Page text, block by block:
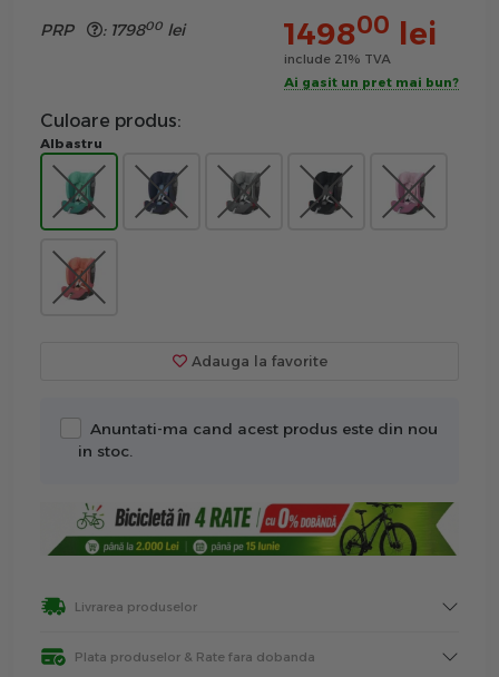
PRP : 179800 lei 149800 lei
include 21% TVA
Ai gasit un pret mai bun?
Culoare produs:
Albastru
Adauga la favorite
Anuntati-ma cand acest produs este din nou
in stoc.
Livrarea produselor
Plata produselor & Rate fara dobanda